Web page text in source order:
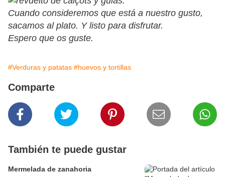
Cuando consideremos que está a nuestro gusto,
sacamos al plato. Y listo para disfrutar.
Espero que os guste.
#Verduras y patatas #huevos y tortillas
Comparte
También te puede gustar
Mermelada de zanahoria